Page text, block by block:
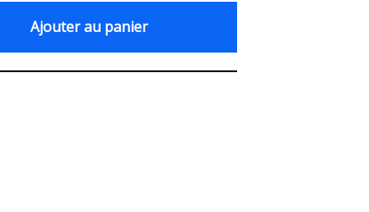
Ajouter au panier